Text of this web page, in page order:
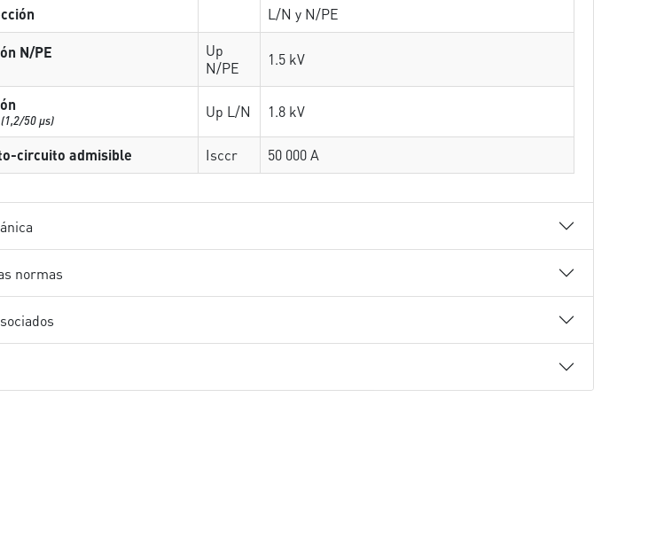
L/N y N/PE
N/PE
Up
N/PE
1.5 kV
(1,2/50 µs) Up L/N 1.8 kV
circuito admisible Isccr 50 000 A
normas